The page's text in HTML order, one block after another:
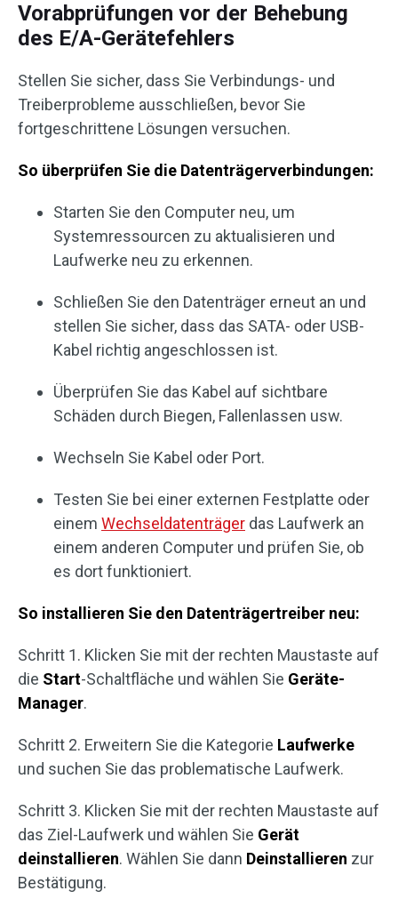
Vorabprüfungen vor der Behebung
des E/A-Gerätefehlers
Stellen Sie sicher, dass Sie Verbindungs- und
Treiberprobleme ausschließen, bevor Sie
fortgeschrittene Lösungen versuchen.
So überprüfen Sie die Datenträgerverbindungen:
Starten Sie den Computer neu, um
Systemressourcen zu aktualisieren und
Laufwerke neu zu erkennen.
Schließen Sie den Datenträger erneut an und
stellen Sie sicher, dass das SATA- oder USB-
Kabel richtig angeschlossen ist.
Überprüfen Sie das Kabel auf sichtbare
Schäden durch Biegen, Fallenlassen usw.
Wechseln Sie Kabel oder Port.
Testen Sie bei einer externen Festplatte oder
einem Wechseldatenträger das Laufwerk an
einem anderen Computer und prüfen Sie, ob
es dort funktioniert.
So installieren Sie den Datenträgertreiber neu:
Schritt 1. Klicken Sie mit der rechten Maustaste auf
die Start-Schaltfläche und wählen Sie Geräte-
Manager.
Schritt 2. Erweitern Sie die Kategorie Laufwerke
und suchen Sie das problematische Laufwerk.
Schritt 3. Klicken Sie mit der rechten Maustaste auf
das Ziel-Laufwerk und wählen Sie Gerät
deinstallieren. Wählen Sie dann Deinstallieren zur
Bestätigung.